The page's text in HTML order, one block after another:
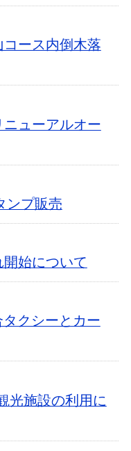
コース内倒木落
ューアルオー
ンプ販売
始について
クシーとカー
光施設の利用に